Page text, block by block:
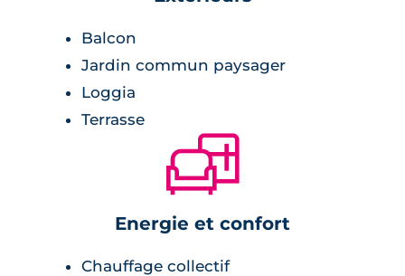
Balcon
Jardin commun paysager
Loggia
Terrasse
🛋
Energie et confort
Chauffage collectif